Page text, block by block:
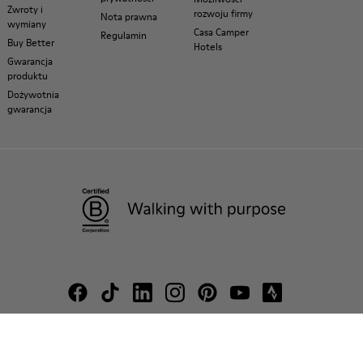
Zwroty i
wymiany
Buy Better
Gwarancja
produktu
Dożywotnia
gwarancja
Nota prawna
Regulamin
rozwoju firmy
Casa Camper
Hotels